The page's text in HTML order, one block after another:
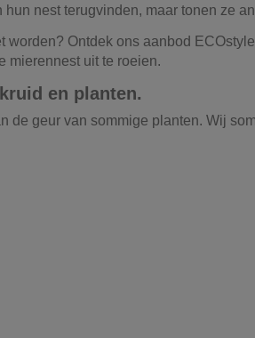
nest terugvinden, maar tonen ze
worden? Ontdek ons aanbod
mierennest uit te roeien.
en planten.
de geur van sommige planten. Wij